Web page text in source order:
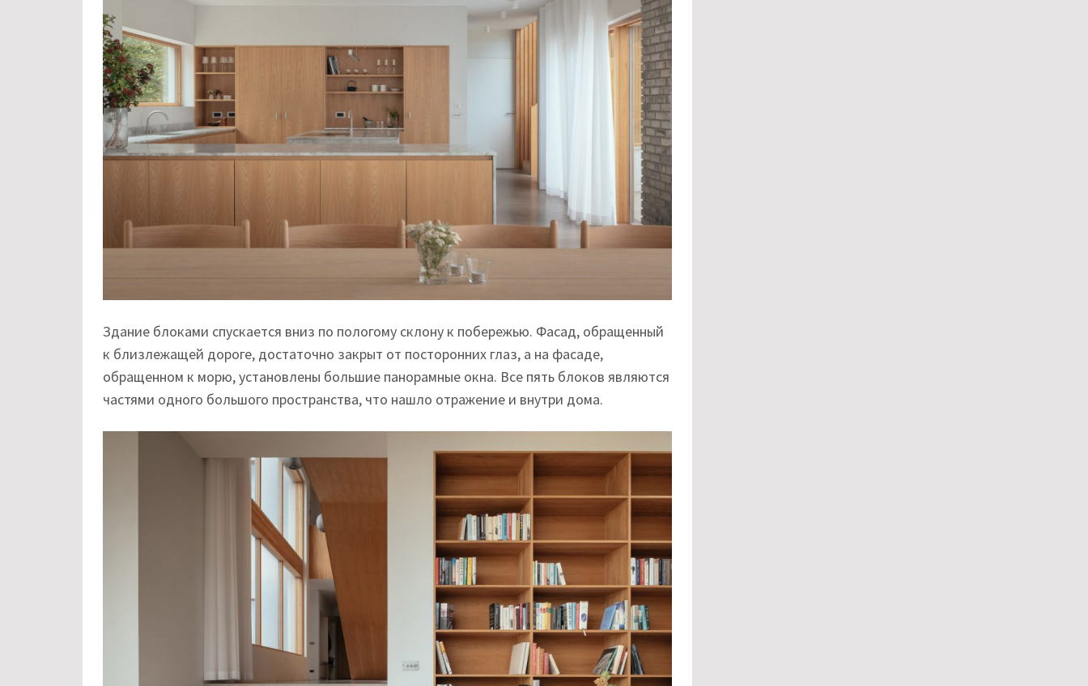
Здание блоками спускается вниз по пологому склону к побережью. Фасад, обращенный
к близлежащей дороге, достаточно закрыт от посторонних глаз, а на фасаде,
обращенном к морю, установлены большие панорамные окна. Все пять блоков являются
частями одного большого пространства, что нашло отражение и внутри дома.